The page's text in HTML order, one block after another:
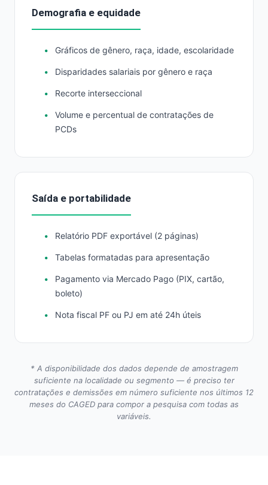
Demografia e equidade
Gráficos de gênero, raça, idade, escolaridade
Disparidades salariais por gênero e raça
Recorte interseccional
Volume e percentual de contratações de
PCDs
Saída e portabilidade
Relatório PDF exportável (2 páginas)
Tabelas formatadas para apresentação
Pagamento via Mercado Pago (PIX, cartão,
boleto)
Nota fiscal PF ou PJ em até 24h úteis
* A disponibilidade dos dados depende de amostragem
suficiente na localidade ou segmento — é preciso ter
contratações e demissões em número suficiente nos últimos 12
meses do CAGED para compor a pesquisa com todas as
variáveis.